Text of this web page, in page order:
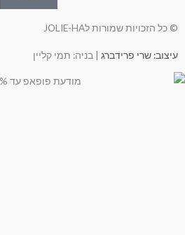
© כל הזכויות שמורות לJOLIE-HA
עיצוב: שרי פרידברג| בניה: תמי קליין